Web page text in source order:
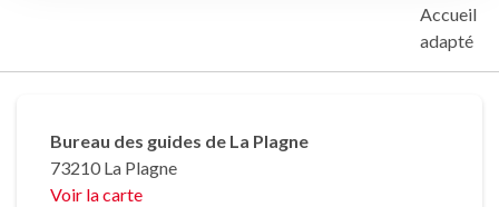
Accueil
adapté
Bureau des guides de La Plagne
73210 La Plagne
Voir la carte